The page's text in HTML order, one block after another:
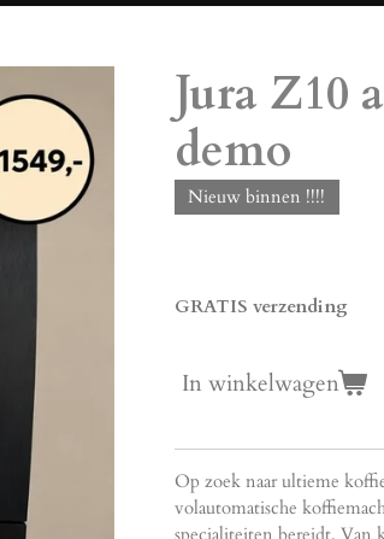
Jura Z10
demo
Nieuw binnen !!!!
GRATIS verzending
In winkelwagen
Op zoek naar ultieme
volautomatische
specialiteiten bereidt. Van